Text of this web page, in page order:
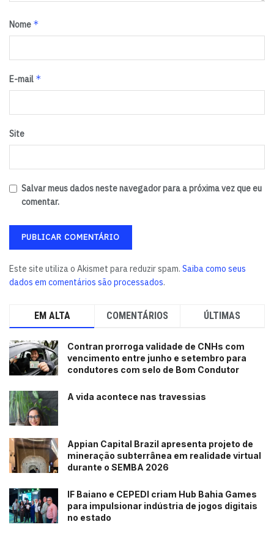
Nome *
E-mail *
Site
Salvar meus dados neste navegador para a próxima vez que eu
comentar.
Este site utiliza o Akismet para reduzir spam. Saiba como seus
dados em comentários são processados.
EM ALTA COMENTÁRIOS ÚLTIMAS
Contran prorroga validade de CNHs com
vencimento entre junho e setembro para
condutores com selo de Bom Condutor
A vida acontece nas travessias
Appian Capital Brazil apresenta projeto de
mineração subterrânea em realidade virtual
durante o SEMBA 2026
IF Baiano e CEPEDI criam Hub Bahia Games
para impulsionar indústria de jogos digitais
no estado